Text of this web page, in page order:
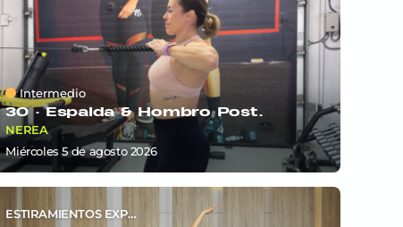
Intermedio
30 ·Espalda & Hombro Post.
NEREA
miércoles 5deagosto 2026
ESTIRAMIENTOS EXPRÉS